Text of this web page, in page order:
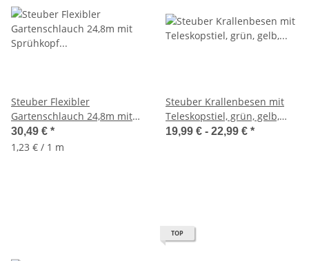
Steuber Flexibler
Gartenschlauch 24,8m mit
Sprühkopf Komplett-Set 3
fach dehnbar
30,49 € *
1,23 € / 1 m
Steuber Krallenbesen mit
Teleskopstiel, grün, gelb,
Breite 35cm - 45cm
19,99 € - 22,99 € *
TOP